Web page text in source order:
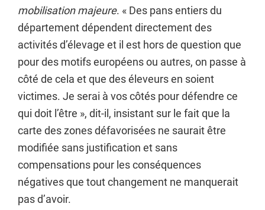
mobilisation majeure. « Des pans entiers du
département dépendent directement des
activités d’élevage et il est hors de question que
pour des motifs européens ou autres, on passe à
côté de cela et que des éleveurs en soient
victimes. Je serai à vos côtés pour défendre ce
qui doit l’être », dit-il, insistant sur le fait que la
carte des zones défavorisées ne saurait être
modifiée sans justification et sans
compensations pour les conséquences
négatives que tout changement ne manquerait
pas d’avoir.